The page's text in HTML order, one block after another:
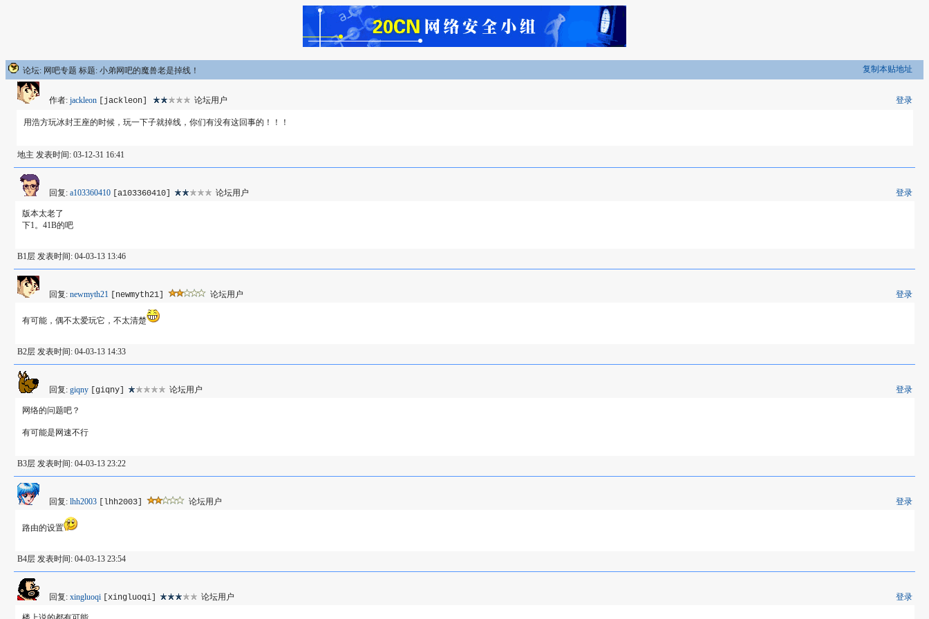
论坛: 网吧专题 标题: 小弟网吧的魔兽老是掉线！ 复制本贴地址
作者: jackleon [jackleon] 论坛用户 登录
用浩方玩冰封王座的时候，玩一下子就掉线，你们有没有这回事的！！！
地主 发表时间: 03-12-31 16:41
回复: a103360410 [a103360410] 论坛用户 登录
版本太老了
下1。41B的吧
B1层 发表时间: 04-03-13 13:46
回复: newmyth21 [newmyth21] 论坛用户 登录
有可能，偶不太爱玩它，不太清楚
B2层 发表时间: 04-03-13 14:33
回复: giqny [giqny] 论坛用户 登录
网络的问题吧？
有可能是网速不行
B3层 发表时间: 04-03-13 23:22
回复: lhh2003 [lhh2003] 论坛用户 登录
路由的设置
B4层 发表时间: 04-03-13 23:54
回复: xingluoqi [xingluoqi] 论坛用户 登录